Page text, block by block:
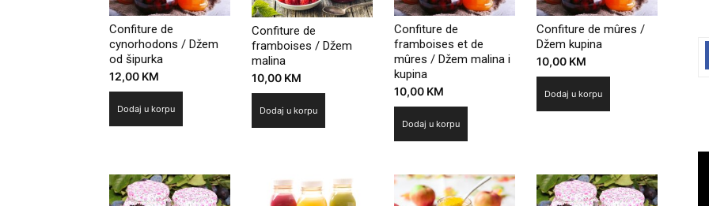
Confiture de
cynorhodons / Džem
od šipurka
12,00 KM
Dodaj u korpu
Confiture de
framboises / Džem
malina
10,00 KM
Dodaj u korpu
Confiture de
framboises et de
mûres / Džem malina i
kupina
10,00 KM
Dodaj u korpu
Confiture de mûres /
Džem kupina
10,00 KM
Dodaj u korpu